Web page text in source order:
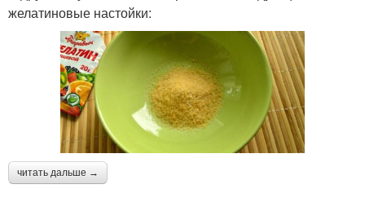
желатиновые настойки:
читать дальше →